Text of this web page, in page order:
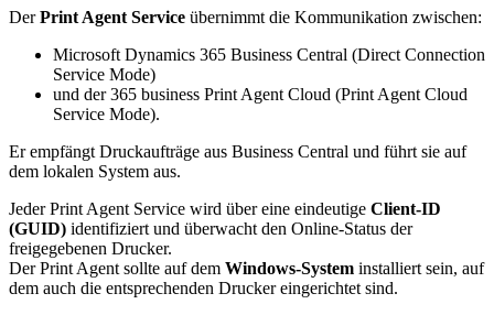
DerPrint Agent Service übernimmt die Kommunikation zwischen:
Microsoft Dynamics 365 Business Central (Direct Connection
Service Mode)
und der 365 business Print Agent Cloud (Print Agent Cloud
Service Mode).
Er empfängt Druckaufträge aus Business Central und führt sie auf
dem lokalen System aus.
Jeder Print Agent Service wird über eine eindeutige Client-ID
(GUID) identifiziert und überwacht den Online-Status der
freigegebenen Drucker.
Der Print Agent sollte auf dem Windows-System installiert sein, auf
dem auch die entsprechenden Drucker eingerichtet sind.